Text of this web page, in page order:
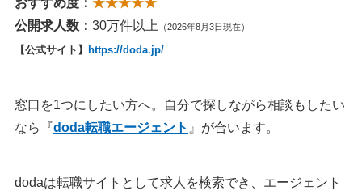
公開求人数： 30万件以上 （2026年8月3日現在）
【公式サイト】 https://doda.jp/
窓口を1つにしたい方へ。自分で探しながら相談もしたい
なら『doda転職エージェント 』が合います。
dodaは転職サイトとして求人を検索でき、エージェント